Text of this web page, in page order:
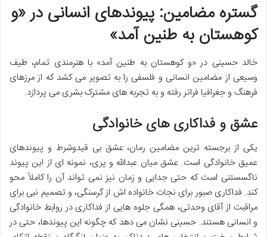
گستره مضامین: پیوندهای انسانی در «و
کوهستان به طنین آمد»
خالد حسینی در «و کوهستان به طنین آمد» با هنرمندی تمام، طیف
وسیعی از مضامین انسانی و فلسفی را به تصویر می کشد که از مرزهای
فرهنگ و جغرافیا فراتر رفته و به تجربه های مشترک بشری می پردازد.
عشق و فداکاری های خانوادگی
یکی از برجسته ترین مضامین رمان، عشق بی قیدوشرط و پیوندهای
عمیق خانوادگی است. عشق میان عبدالله و پری، نمونه ای از این پیوند
ناگسستنی است که حتی جدایی و زمان نیز نمی تواند آن را کاملاً محو
کند. فداکاری صبور برای نجات خانواده اش از گرسنگی، و تصمیم نبی برای
مراقبت از آقای وحدتی، همگی جلوه هایی از فداکاری در روابط خانوادگی
و انسانی هستند. حسینی نشان می دهد که چگونه این پیوندها، حتی در